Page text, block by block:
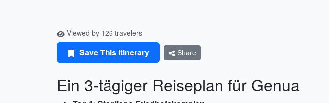
Viewed by 126 travelers
Save This Itinerary Share
Ein 3-tägiger Reiseplan für Genua